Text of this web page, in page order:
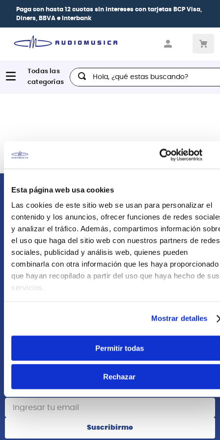
Esta página web usa cookies
Las cookies de este sitio web se usan para personalizar el
contenido y los anuncios, ofrecer funciones de redes
y analizar el tráfico. Además, compartimos información
el uso que haga del sitio web con nuestros partners de redes
sociales, publicidad y análisis web, quienes pueden
combinarla con otra información que les haya proporcionado
que hayan recopilado a partir del uso que haya hecho de sus
servicios.
Mostrar detalles
Permitir todas
Rechazar
Paga con hasta 12 cuotas sin intereses con tarjetas BCP Visa,
Diners, BBVA e Interbank
Hola, ¿qué estas buscando?
Atención Postventa
+51 958418476
+51 977624112
Acerca de Nosotros
Suscribete
Suscribirme